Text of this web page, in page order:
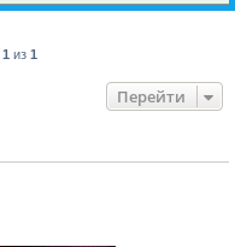
1 из 1
Перейти